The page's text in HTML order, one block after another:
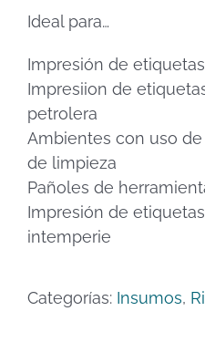
Ideal para…
Impresión de
Impresiion de
petrolera
Ambientes con uso
de limpieza
Pañoles de
Impresión de
intemperie
Categorías: Insumos,